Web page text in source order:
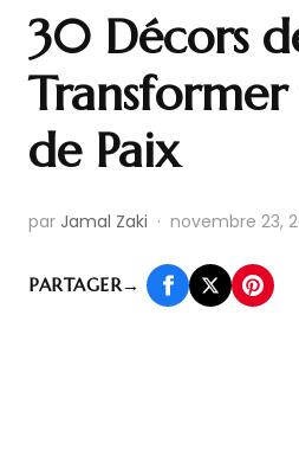
30 Décors
de Paix
par Jamal Zaki · novembre 23,
PARTAGER→